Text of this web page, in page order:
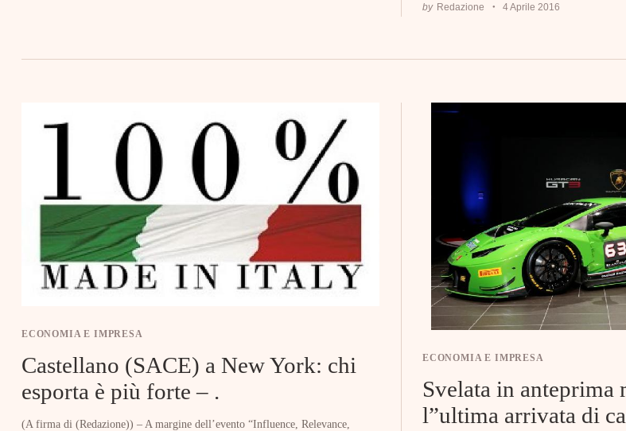
by Redazione 4 Aprile 2016
ECONOMIA E IMPRESA
Castellano (SACE) a New York: chi
esporta è più forte – .
(A firma di (Redazione)) – A margine dell’evento “Influence, Relevance,
ECONOMIA E IMPRESA
Svelata in anteprima
l”ultima arrivata di